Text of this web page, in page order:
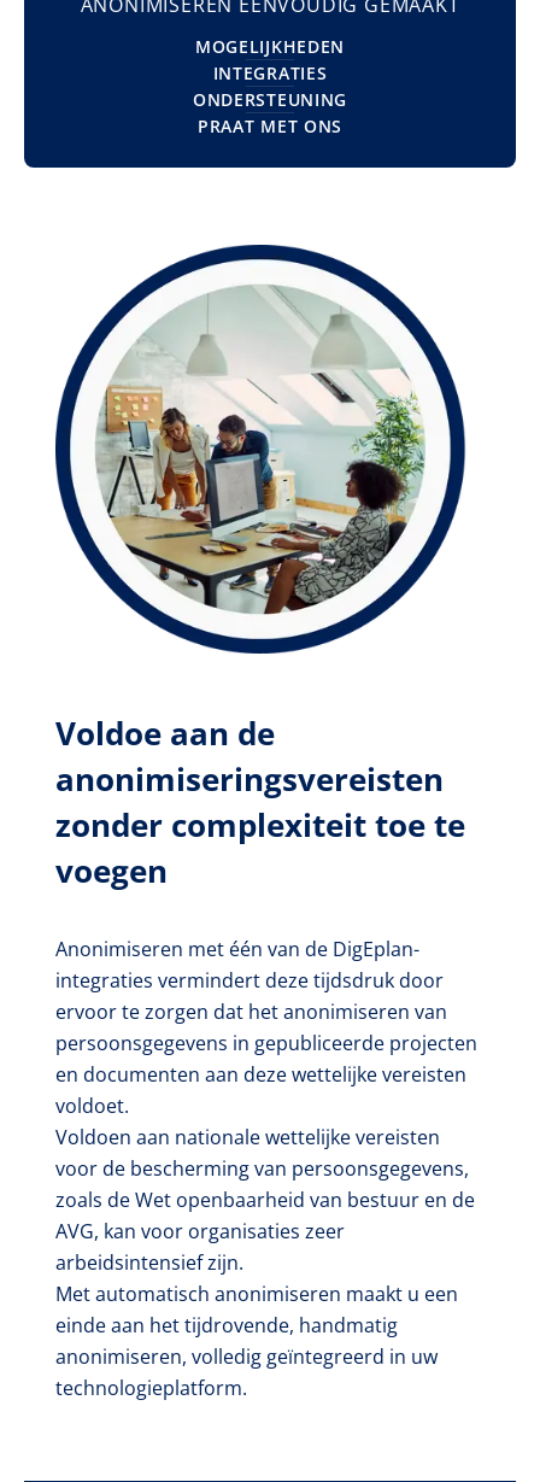
MOGELIJKHEDEN
INTEGRATIES
ONDERSTEUNING
PRAAT MET ONS
Voldoe aan de
anonimiseringsvereisten
zonder complexiteit toe te
voegen
Anonimiseren met één van de DigEplan-
integraties vermindert deze tijdsdruk door
ervoor te zorgen dat het anonimiseren van
persoonsgegevens in gepubliceerde projecten
en documenten aan deze wettelijke vereisten
voldoet.
Voldoen aan nationale wettelijke vereisten
voor de bescherming van persoonsgegevens,
zoals de Wet openbaarheid van bestuur en de
AVG, kan voor organisaties zeer
arbeidsintensief zijn.
Met automatisch anonimiseren maakt u een
einde aan het tijdrovende, handmatig
anonimiseren, volledig geïntegreerd in uw
technologieplatform.